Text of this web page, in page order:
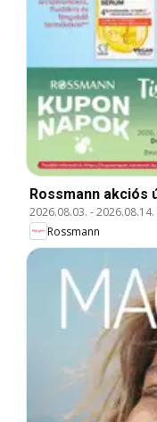
Rossmann akciós
2026.08.03. -2026.08.14.
Rossmann